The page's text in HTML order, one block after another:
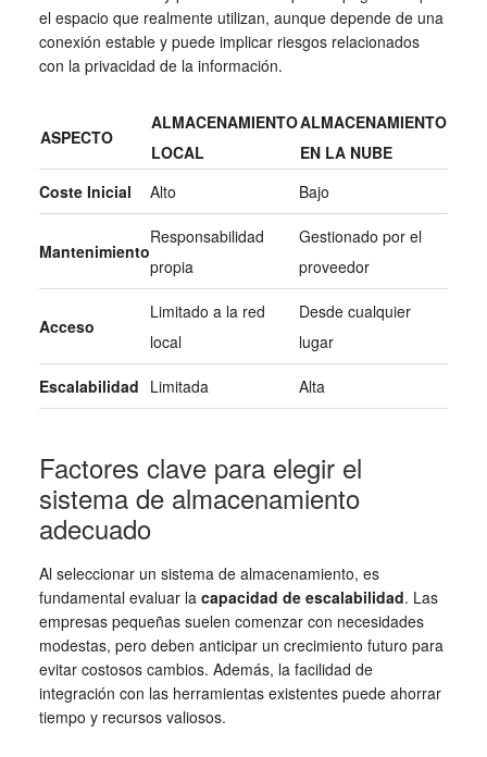
el espacio que realmente utilizan, aunque depende de una
conexión estable y puede implicar riesgos relacionados
con la privacidad de la información.
ASPECTO
ALMACENAMIENTO
LOCAL
ALMACENAMIENTO
EN LA NUBE
Coste Inicial
Alto Bajo
Mantenimiento
Responsabilidad
propia
Gestionado por el
proveedor
Acceso
Limitado a la red
local
Desde cualquier
lugar
Escalabilidad Limitada Alta
Factores clave para elegir el
sistema de almacenamiento
adecuado
Al seleccionar un sistema de almacenamiento, es
fundamental evaluar la capacidad de escalabilidad. Las
empresas pequeñas suelen comenzar con necesidades
modestas, pero deben anticipar un crecimiento futuro para
evitar costosos cambios. Además, la facilidad de
integración con las herramientas existentes puede ahorrar
tiempo y recursos valiosos.